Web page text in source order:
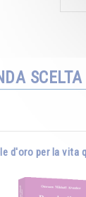
SCELTA
d'oro per la vita